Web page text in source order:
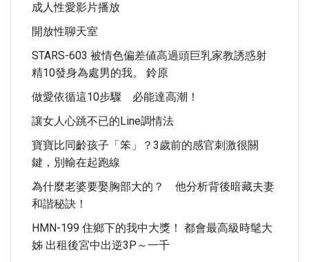
成人性愛影片播放
開放性聊天室
STARS-603 被情色偏差値高過頭巨乳家教誘惑射
精10發身為處男的我。 鈴原
做愛依循這10步驟 必能達高潮！
讓女人心跳不已的Line調情法
寶寶比同齡孩子「笨」？3歲前的感官刺激很關
鍵，別輸在起跑線
為什麼老婆要娶胸部大的？ 他分析背後暗藏夫妻
和諧秘訣！
HMN-199 住鄉下的我中大獎！ 都會最高級時髦大
姊 出租後宮中出逆3P～一千